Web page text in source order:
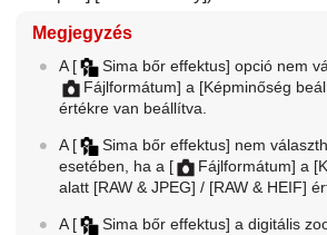
Megjegyzés
A [ Sima bőr effektus] opció nem
Fájlformátum] a [Képminőség
értékre van beállítva.
A [ Sima bőr effektus] nem
esetében, ha a [ Fájlformátum] a
alatt [RAW & JPEG] / [RAW & HEIF]
A [ Sima bőr effektus] a digitális